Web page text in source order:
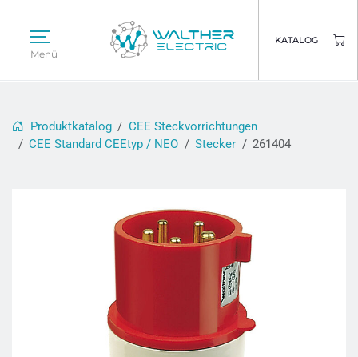
Menü
KATALOG
Produktkatalog
CEE Steckvorrichtungen
CEE Standard CEEtyp / NEO
Stecker 261404